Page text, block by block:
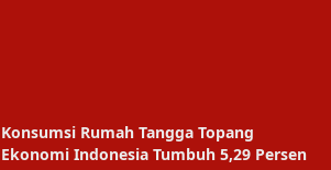
Konsumsi Rumah Tangga Topang
Ekonomi Indonesia Tumbuh 5,29 Persen